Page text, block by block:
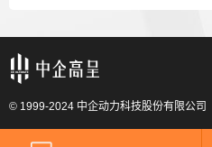
© 1999-2024 中企动力科技股份有限公司